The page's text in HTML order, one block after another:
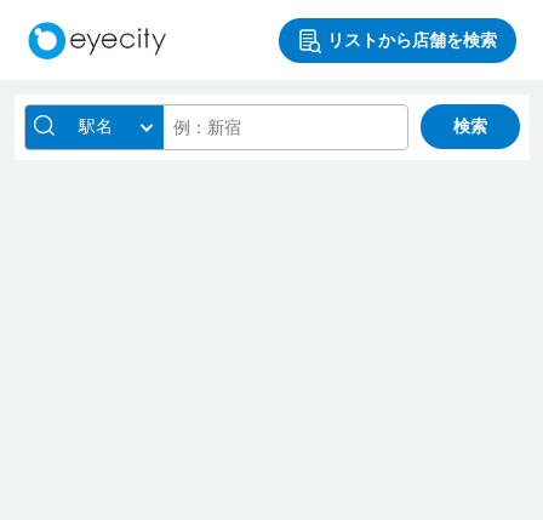
リストから店舗を検索
駅名 検索